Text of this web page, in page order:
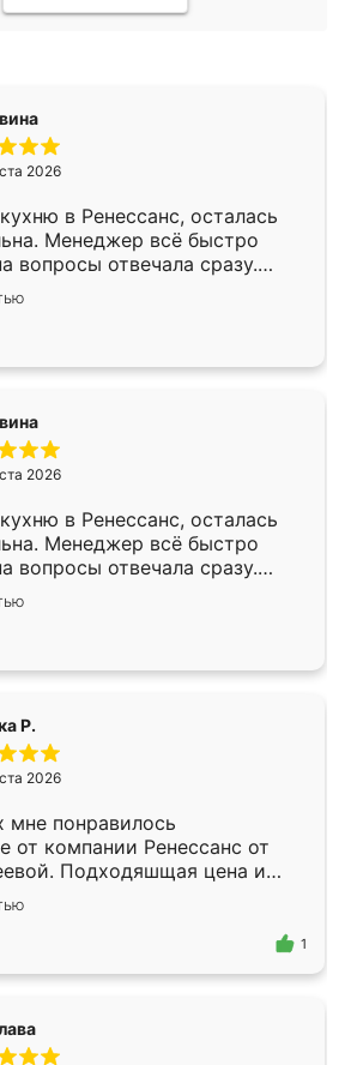
2026
в Ренессанс, осталась
Менеджер всё быстро
вопросы отвечала сразу.
в субботу, подошёл к
ответственностью. Собрали
работали аккуратно, даже
2026
в Ренессанс, осталась
Менеджер всё быстро
вопросы отвечала сразу.
в субботу, подошёл к
ответственностью. Собрали
работали аккуратно, даже
Р.
2026
мне понравилось
от компании Ренессанс от
Подходяшщая цена и
изготовления. Приехавший
Владислав
моему эскизу самый
1